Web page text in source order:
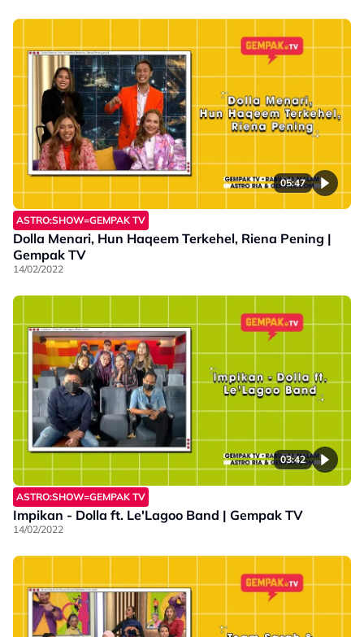
05:47
ASTRO:SHOW=GEMPAK TV
Dolla Menari, Hun Haqeem Terkehel, Riena Pening |
Gempak TV
14/02/2022
03:42
ASTRO:SHOW=GEMPAK TV
Impikan - Dolla ft. Le'Lagoo Band | Gempak TV
14/02/2022